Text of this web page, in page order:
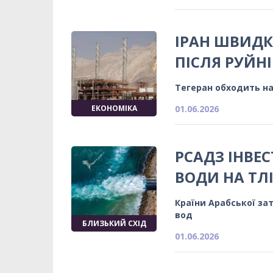
ЕКОНОМІКА
ІРАН
ПІСЛЯ
Тегеран обходить
01.06.2026
БЛИЗЬКИЙ СХІД
РСАДЗ
ВОДИ НА
Країни Арабської
вод
01.06.2026